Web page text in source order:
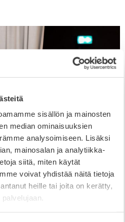
sisällön ja mainosten
median ominaisuuksien
analysoimiseen. Lisäksi
mainosalan ja analytiikka-
siitä, miten käytät
voivat yhdistää näitä tietoja
heille tai joita on kerätty,
päättyi kevätjuhlan